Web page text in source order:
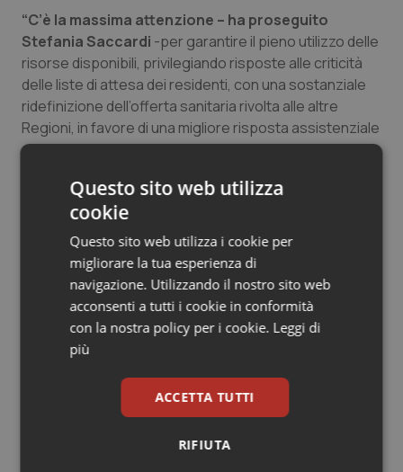
Salute orale & impianti
Sangue & coagulazione
Tiroide
Tumore ovarico
Tumori del Polmone & Testa Collo
Tumori gastrointestinali
Ulcera & Reflusso
“C’è la massima attenzione – ha proseguito
Stefania Saccardi -per garantire il pieno utilizzo delle
risorse disponibili, privilegiando risposte alle criticità
delle liste di attesa dei residenti, con una sostanziale
ridefinizione dell’offerta sanitaria rivolta alle altre
Regioni, in favore di una migliore risposta assistenziale
a livello locale. La conservazione dei livelli
priorità per la Regione”, ha aggiunto l’assessore. Di qui
il lavoro di concerto per cercare di minimizzare
l’impatto di quei provvedimenti.
15 Maggio 2019
© Riproduzione riservata
Questo sito web utilizza
cookie
Questo sito web utilizza i cookie per
migliorare la tua esperienza di
navigazione. Utilizzando il nostro sito web
acconsenti a tutti i cookie in conformità
con la nostra policy per i cookie. Leggi di
più
ACCETTA TUTTI
RIFIUTA